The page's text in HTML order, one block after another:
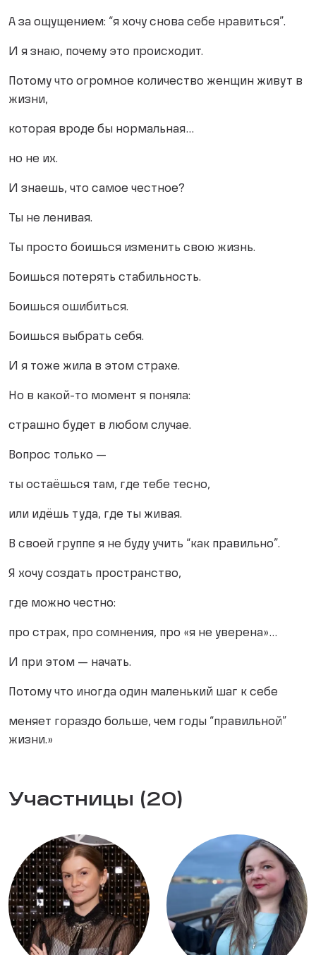
А за ощущением: “я хочу снова себе нравиться”.
И я знаю, почему это происходит.
Потому что огромное количество женщин живут в
жизни,
которая вроде бы нормальная…
но не их.
И знаешь, что самое честное?
Ты не ленивая.
Ты просто боишься изменить свою жизнь.
Боишься потерять стабильность.
Боишься ошибиться.
Боишься выбрать себя.
И я тоже жила в этом страхе.
Но в какой-то момент я поняла:
страшно будет в любом случае.
Вопрос только —
ты остаёшься там, где тебе тесно,
или идёшь туда, где ты живая.
В своей группе я не буду учить “как правильно”.
Я хочу создать пространство,
где можно честно:
про страх, про сомнения, про «я не уверена»…
И при этом — начать.
Потому что иногда один маленький шаг к себе
меняет гораздо больше, чем годы “правильной”
жизни.»
Участницы (20)